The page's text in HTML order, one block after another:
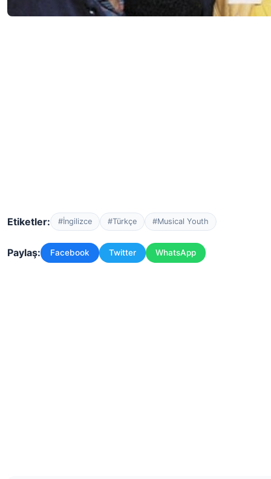
Etiketler: #İngilizce #Türkçe #Musical Youth
Paylaş: Facebook Twitter WhatsApp